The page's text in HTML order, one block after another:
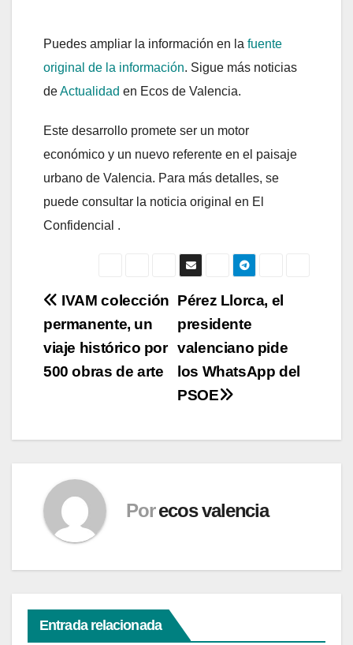
Puedes ampliar la información en la fuente
original de la información. Sigue más noticias
deActualidad en Ecos de Valencia.
Este desarrollo promete ser un motor
económico y un nuevo referente en el paisaje
urbano de Valencia. Para más detalles, se
puede consultar la noticia original en El
Confidencial .
Navegación
de
entradas
Pérez Llorca, el
presidente
valenciano pide
los WhatsApp del
PSOE
IVAM colección
permanente, un
viaje histórico por
500 obras de arte
Por ecos valencia
Entrada relacionada